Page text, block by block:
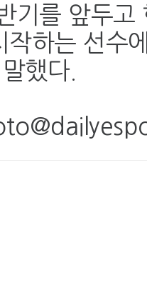
기를 앞두고
작하는 선수
했다.